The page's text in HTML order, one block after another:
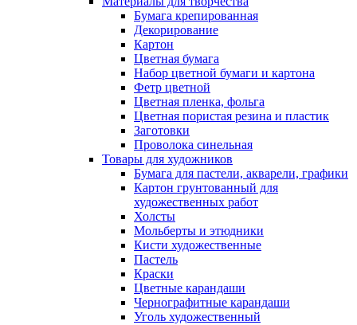
Бумага крепированная
Декорирование
Картон
Цветная бумага
Набор цветной бумаги и картона
Фетр цветной
Цветная пленка, фольга
Цветная пористая резина и пластик
Заготовки
Проволока синельная
Товары для художников
Бумага для пастели, акварели, графики
Картон грунтованный для
художественных работ
Холсты
Мольберты и этюдники
Кисти художественные
Пастель
Краски
Цветные карандаши
Чернографитные карандаши
Уголь художественный